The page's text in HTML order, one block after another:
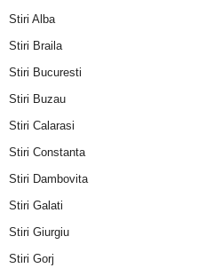
Stiri Alba
Stiri Braila
Stiri Bucuresti
Stiri Buzau
Stiri Calarasi
Stiri Constanta
Stiri Dambovita
Stiri Galati
Stiri Giurgiu
Stiri Gorj